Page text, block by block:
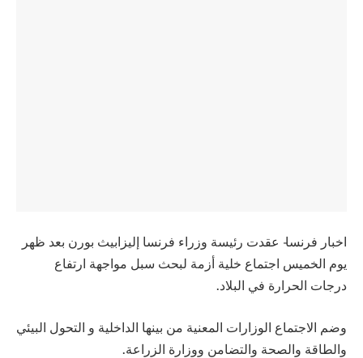
اخبار فرنسا- عقدت رئيسة وزراء فرنسا إليزابيث بورن بعد ظهر
يوم الخميس اجتماع خلية أزمة لبحث سبل مواجهة ارتفاع
درجات الحرارة في البلاد.
وضم الاجتماع الوزارات المعنية من بينها الداخلية و التحول البيئي
والطاقة والصحة والتضامن ووزارة الزراعة.